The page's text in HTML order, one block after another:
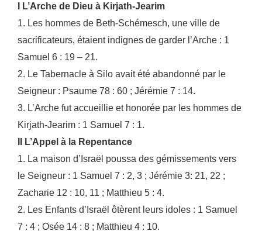
I L’Arche de Dieu à Kirjath-Jearim
1. Les hommes de Beth-Schémesch, une ville de
sacrificateurs, étaient indignes de garder l’Arche : 1
Samuel 6 : 19 – 21.
2. Le Tabernacle à Silo avait été abandonné par le
Seigneur : Psaume 78 : 60 ; Jérémie 7 : 14.
3. L’Arche fut accueillie et honorée par les hommes de
Kirjath-Jearim : 1 Samuel 7 : 1.
II L’Appel à la Repentance
1. La maison d’Israël poussa des gémissements vers
le Seigneur : 1 Samuel 7 : 2, 3 ; Jérémie 3: 21, 22 ;
Zacharie 12 : 10, 11 ; Matthieu 5 : 4.
2. Les Enfants d’Israël ôtèrent leurs idoles : 1 Samuel
7 : 4 ; Osée 14 : 8 ; Matthieu 4 : 10.